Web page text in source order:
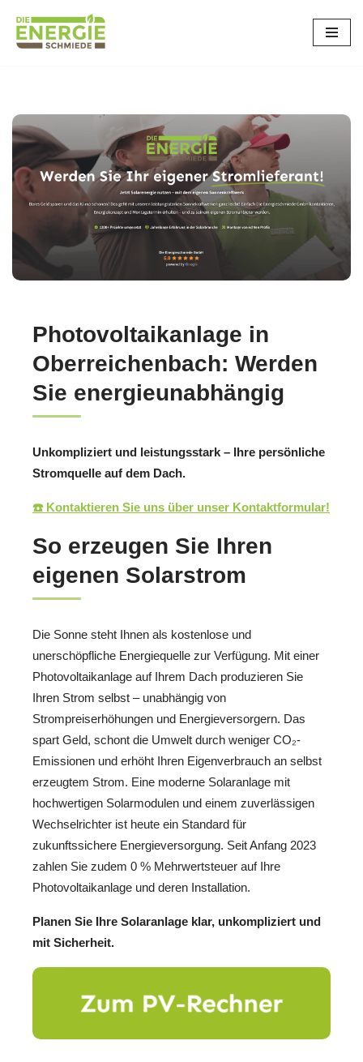
Zum
Photovoltaikanlage in
Oberreichenbach: Werden
Sie energieunabhängig
Unkompliziert und leistungsstark – Ihre persönliche
Stromquelle auf dem Dach.
☎️ Kontaktieren Sie uns über unser Kontaktformular!
So erzeugen Sie Ihren
eigenen Solarstrom
Die Sonne steht Ihnen als kostenlose und
unerschöpfliche Energiequelle zur Verfügung. Mit einer
Photovoltaikanlage auf Ihrem Dach produzieren Sie
Ihren Strom selbst – unabhängig von
Strompreiserhöhungen und Energieversorgern. Das
spart Geld, schont die Umwelt durch weniger CO₂-
Emissionen und erhöht Ihren Eigenverbrauch an selbst
erzeugtem Strom. Eine moderne Solaranlage mit
hochwertigen Solarmodulen und einem zuverlässigen
Wechselrichter ist heute ein Standard für
zukunftssichere Energieversorgung. Seit Anfang 2023
zahlen Sie zudem 0 % Mehrwertsteuer auf Ihre
Photovoltaikanlage und deren Installation.
Planen Sie Ihre Solaranlage klar, unkompliziert und
mit Sicherheit.